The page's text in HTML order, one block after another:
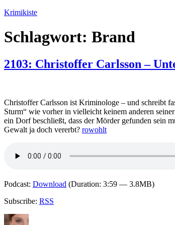
Zum
springen
Krimikiste
Schlagwort: Brand
2103: Christoffer Carlsson –
Christoffer Carlsson ist Kriminologe – und schreibt
Sturm“ wie vorher in vielleicht keinem anderen
ein Dorf beschließt, dass der Mörder gefunden sein
Gewalt ja doch vererbt? rowohlt
Podcast: Download (Duration: 3:59 — 3.8MB)
Subscribe: RSS
Autor